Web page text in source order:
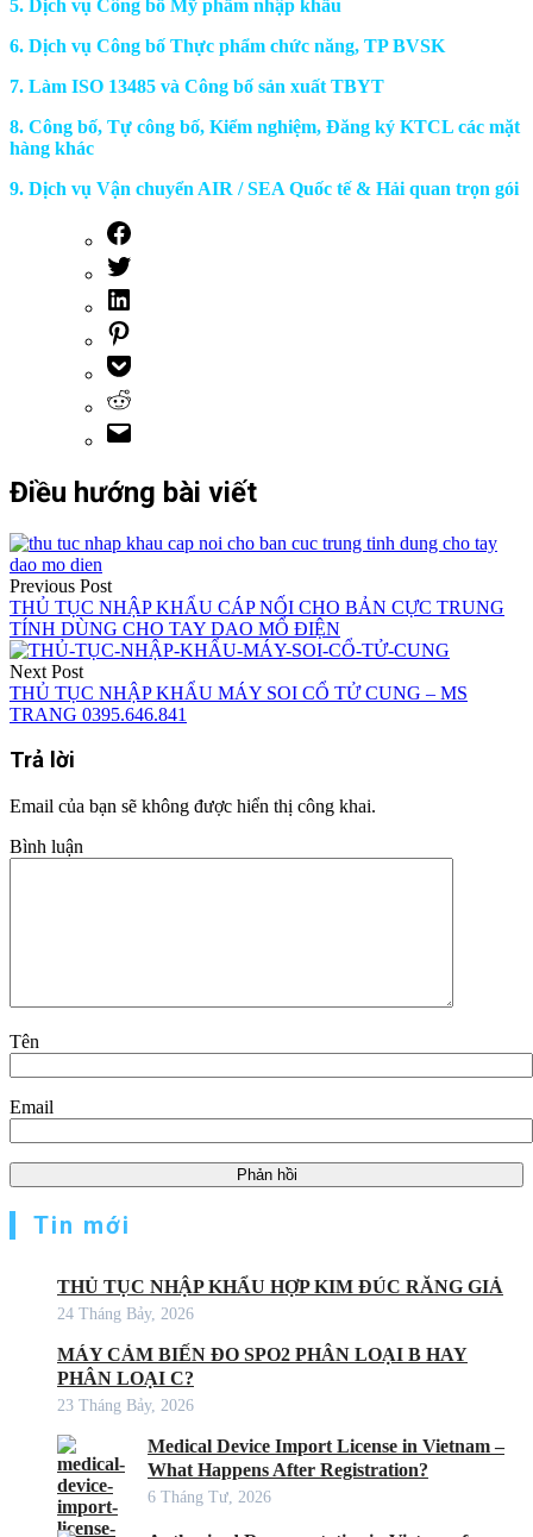
5. Dịch vụ Công bố Mỹ phẩm nhập khẩu
6. Dịch vụ Công bố Thực phẩm chức năng, TP BVSK
7. Làm ISO 13485 và Công bố sản xuất TBYT
8. Công bố, Tự công bố, Kiểm nghiệm, Đăng ký KTCL các mặt
hàng khác
9. Dịch vụ Vận chuyển AIR / SEA Quốc tế & Hải quan trọn gói
Điều hướng bài viết
Previous Post
THỦ TỤC NHẬP KHẨU CÁP NỐI CHO BẢN CỰC TRUNG
TÍNH DÙNG CHO TAY DAO MỔ ĐIỆN
Next Post
THỦ TỤC NHẬP KHẨU MÁY SOI CỔ TỬ CUNG – MS
TRANG 0395.646.841
Trả lời
Email của bạn sẽ không được hiển thị công khai.
Bình luận
Tên
Email
Tin mới
THỦ TỤC NHẬP KHẨU HỢP KIM ĐÚC RĂNG GIẢ
24 Tháng Bảy, 2026
MÁY CẢM BIẾN ĐO SPO2 PHÂN LOẠI B HAY
PHÂN LOẠI C?
23 Tháng Bảy, 2026
Medical Device Import License in Vietnam –
What Happens After Registration?
6 Tháng Tư, 2026